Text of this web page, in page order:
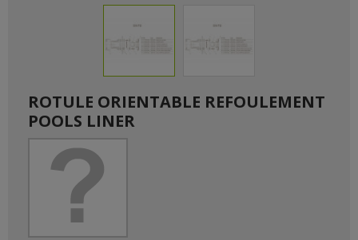
ROTULE ORIENTABLE REFOULEMENT
POOLS LINER